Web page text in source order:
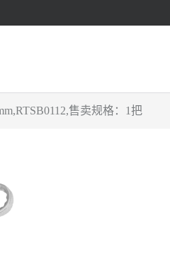
售卖规格：1把